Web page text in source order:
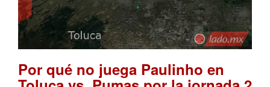
Por qué no juega Paulinho en